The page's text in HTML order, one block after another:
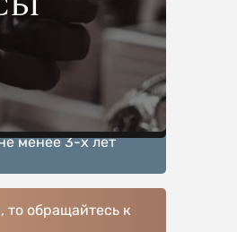
менее 3-х лет
то обращайтесь к